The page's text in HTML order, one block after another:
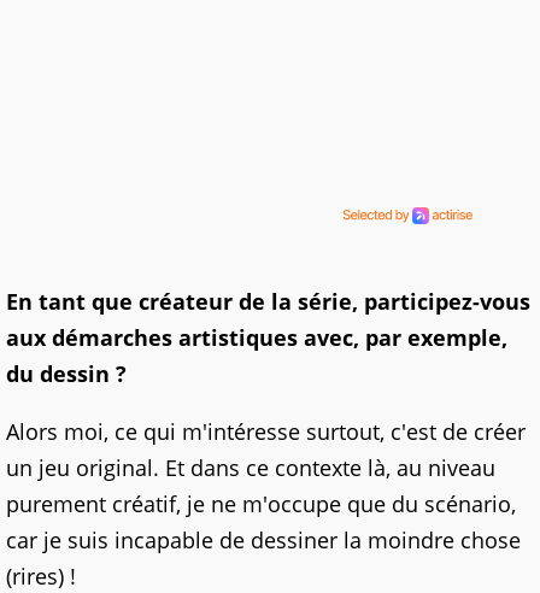
En tant que créateur de la série, participez-vous
aux démarches artistiques avec, par exemple,
du dessin ?
Alors moi, ce qui m'intéresse surtout, c'est de créer
un jeu original. Et dans ce contexte là, au niveau
purement créatif, je ne m'occupe que du scénario,
car je suis incapable de dessiner la moindre chose
(rires) !